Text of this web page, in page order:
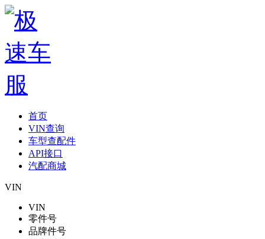
首页
VIN查询
车型查配件
API接口
汽配商城
VIN
VIN
零件号
品牌件号